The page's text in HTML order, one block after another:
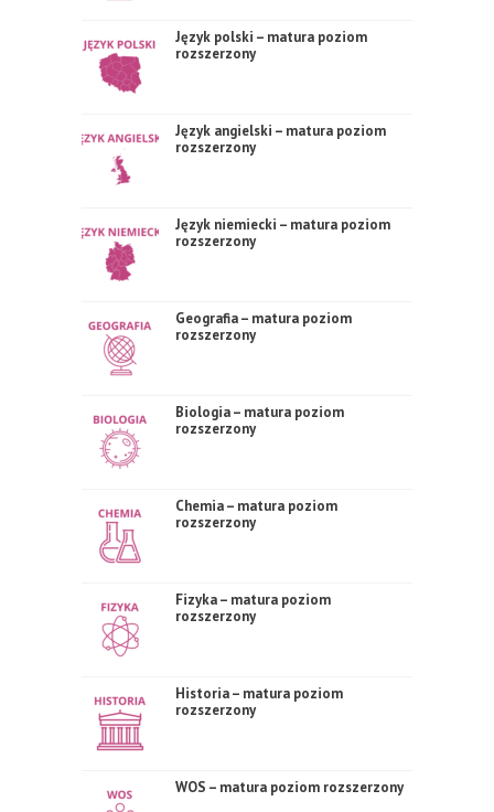
Język polski – matura poziom
rozszerzony
Język angielski – matura poziom
rozszerzony
Język niemiecki – matura poziom
rozszerzony
Geografia – matura poziom
rozszerzony
Biologia – matura poziom
rozszerzony
Chemia – matura poziom
rozszerzony
Fizyka – matura poziom
rozszerzony
Historia – matura poziom
rozszerzony
WOS – matura poziom rozszerzony